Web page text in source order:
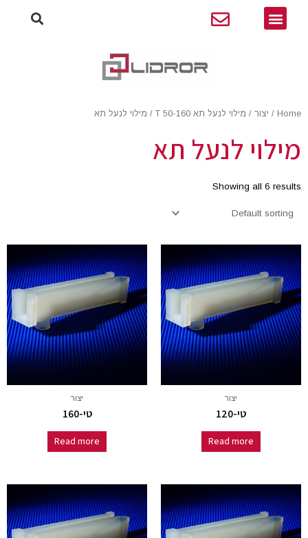
תפריט
Home
/ יצור / מילוי לנעל תא 50-160 T / מילוי לנעל תא
מילוי לנעל תא
Showing all 6 results
יצור
טי-120
Read more
יצור
טי-160
Read more